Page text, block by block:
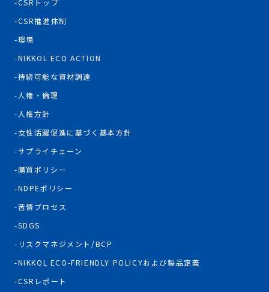
CSRトップ
CSR推進体制
環境
NIKKOL ECO ACTION
持続可能な資材調達
人権・倫理
人権方針
女性活躍促進に基づく基本方針
サプライチェーン
購買ポリシー
NDPEポリシー
苦情プロセス
SDGS
リスクマネジメント/BCP
NIKKOL ECO-FRIENDLY POLICYおよび製品定義
CSRレポート